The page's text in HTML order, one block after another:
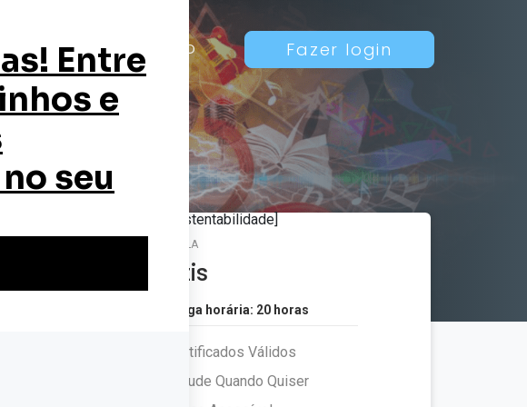
Blog Contato Fazer login
MATRÍCULA
Grátis
Carga horária: 20 horas
Certificados Válidos
Estude Quando Quiser